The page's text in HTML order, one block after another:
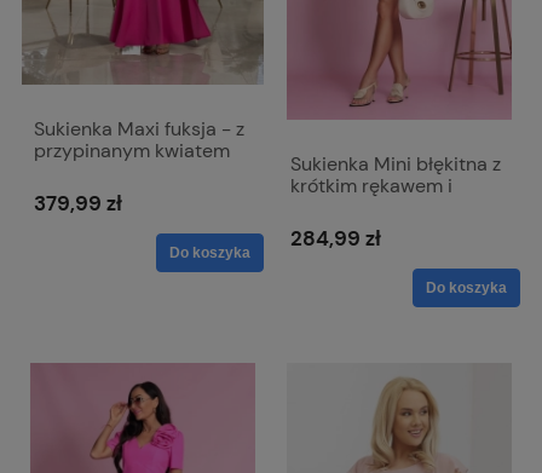
Sukienka Maxi fuksja - z
przypinanym kwiatem
379,99 zł
Do koszyka
Sukienka Mini błękitna z
krótkim rękawem i
Emma
284,99 zł
Do koszyka